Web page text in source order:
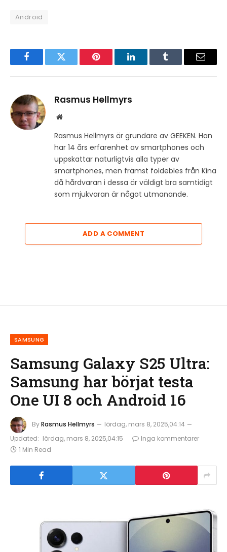
Android
FacebookTwitter Pinterest LinkedInTumblr Email
Rasmus Hellmyrs
Website
Rasmus Hellmyrs är grundare av GEEKEN. Han
har 14 års erfarenhet av smartphones och
uppskattar naturligtvis alla typer av
smartphones, men främst foldebles från Kina
då hårdvaran i dessa är väldigt bra samtidigt
som mjukvaran är något utmanande.
ADD A COMMENT
SAMSUNG
Samsung Galaxy S25 Ultra:
Samsung har börjat testa
One UI 8 och Android 16
ByRasmus Hellmyrs
lördag, mars 8, 2025,04:14
Updated: lördag, mars 8, 2025,04:15
Inga kommentarer
1 Min Read